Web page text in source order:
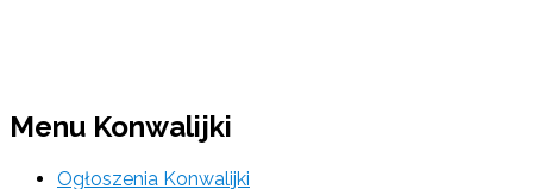
Menu Konwalijki
Ogłoszenia Konwalijki